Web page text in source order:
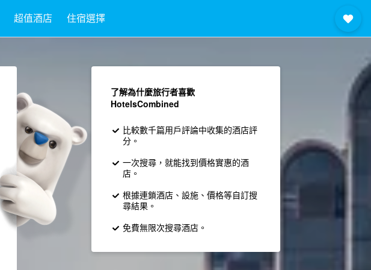
超值酒店 住宿選擇
了解為什麼旅行者喜歡
HotelsCombined
比較數千篇用戶評論中收集的酒店評
分。
一次搜尋，就能找到價格實惠的酒
店。
根據連鎖酒店、設施、價格等自訂搜
尋結果。
免費無限次搜尋酒店。